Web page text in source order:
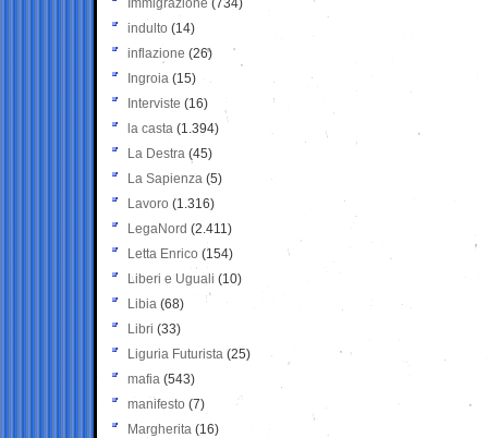
Immigrazione (734)
indulto (14)
inflazione (26)
Ingroia (15)
Interviste (16)
la casta (1.394)
La Destra (45)
La Sapienza (5)
Lavoro (1.316)
LegaNord (2.411)
Letta Enrico (154)
Liberi e Uguali (10)
Libia (68)
Libri (33)
Liguria Futurista (25)
mafia (543)
manifesto (7)
Margherita (16)